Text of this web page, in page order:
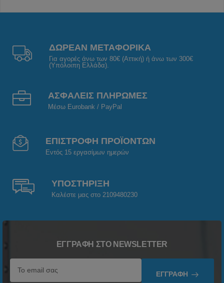
ΔΩΡΕΑΝ ΜΕΤΑΦΟΡΙΚΑ
Για αγορές άνω των 80€ (Αττική) ή άνω των 300€
(Υπόλοιπη Ελλάδα).
ΑΣΦΑΛΕΙΣ ΠΛΗΡΩΜΕΣ
Μέσω Eurobank / PayPal
ΕΠΙΣΤΡΟΦΗ ΠΡΟΪΟΝΤΩΝ
Εντός 15 εργασίμων ημερών
ΥΠΟΣΤΗΡΙΞΗ
Καλέστε μας στο 2109480230
ΕΓΓΡΑΦΉ ΣΤΟ NEWSLETTER
ΕΓΓΡΑΦΉ